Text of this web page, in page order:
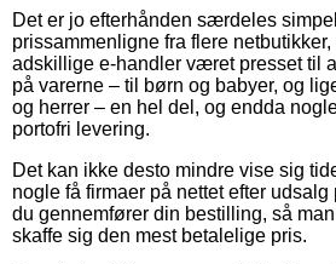
Det er jo efterhånden særdeles
prissammenligne fra flere
adskillige e-handler været presset til
på varerne – til børn og babyer, og
og herrer – en hel del, og endda
portofri levering.
Det kan ikke desto mindre vise sig
nogle få firmaer på nettet efter
du gennemfører din bestilling, så
skaffe sig den mest betalelige pris.